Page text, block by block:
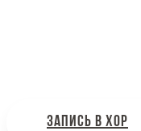
ЗАПИСЬ В ХОР